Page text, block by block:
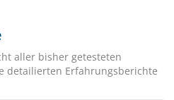
aller bisher getesteten
detailierten Erfahrungsberichte